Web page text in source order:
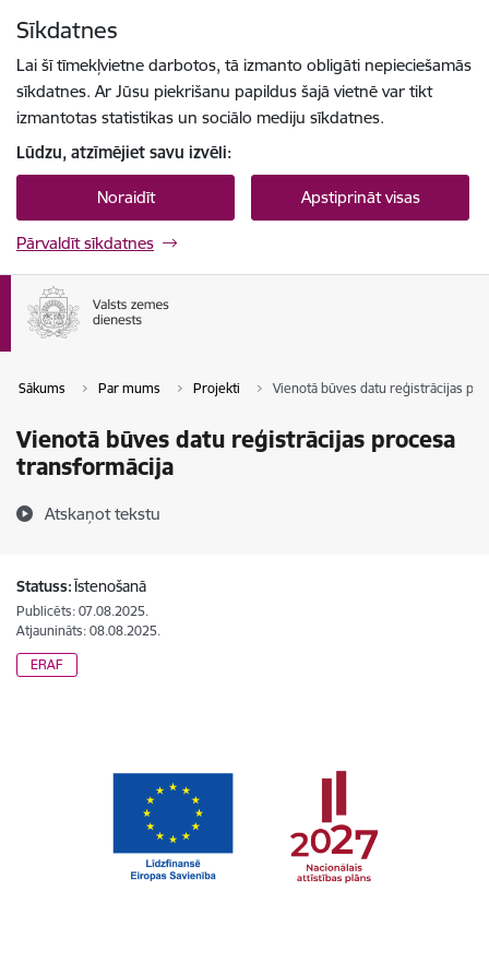
Sīkdatnes
Lai šī tīmekļvietne darbotos, tā izmanto obligāti nepieciešamās
sīkdatnes. Ar Jūsu piekrišanu papildus šajā vietnē var tikt
izmantotas statistikas un sociālo mediju sīkdatnes.
Lūdzu, atzīmējiet savu izvēli:
Noraidīt Apstiprināt visas
Pārvaldīt sīkdatnes
Sākums Par mums Projekti Vienotā būves datu reģistrācijas
Vienotā būves datu reģistrācijas procesa
transformācija
Atskaņot tekstu
Statuss:Īstenošanā
Publicēts: 07.08.2025.
Atjaunināts: 08.08.2025.
ERAF